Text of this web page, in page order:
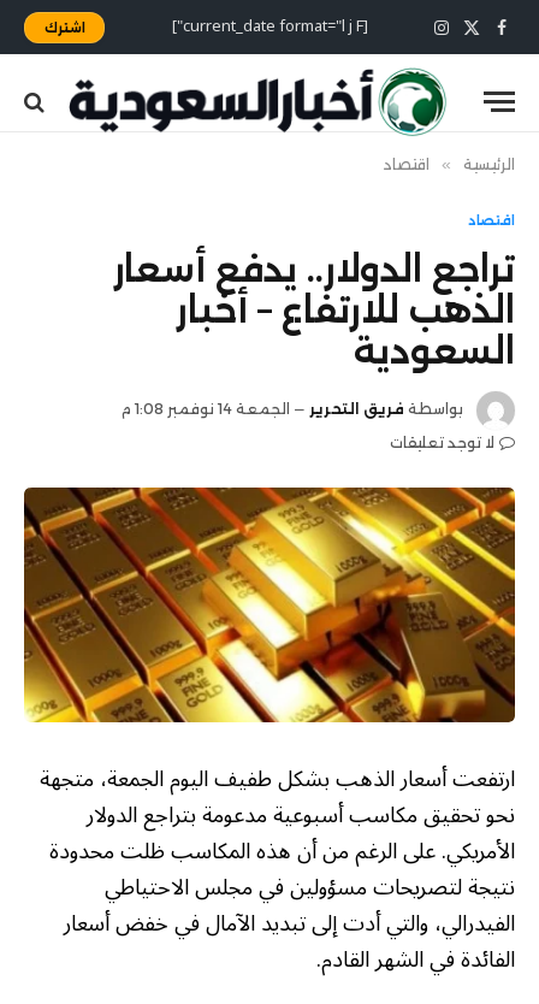
فيسبوك
X
(Twitter)
الانستغرام [current_date format="l j F"] اشترك
الرئيسية » اقتصاد
اقتصاد
تراجع الدولار.. يدفع أسعار
الذهب للارتفاع – أخبار
السعودية
بواسطة فريق التحرير
الجمعة 14 نوفمبر 1:08 م
لا توجد تعليقات
ارتفعت أسعار الذهب بشكل طفيف اليوم الجمعة، متجهة
نحو تحقيق مكاسب أسبوعية مدعومة بتراجع الدولار
الأمريكي. على الرغم من أن هذه المكاسب ظلت محدودة
نتيجة لتصريحات مسؤولين في مجلس الاحتياطي
الفيدرالي، والتي أدت إلى تبديد الآمال في خفض أسعار
الفائدة في الشهر القادم.